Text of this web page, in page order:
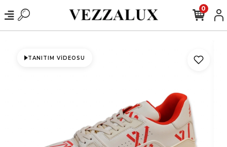
0
TANITIM VIDEOSU